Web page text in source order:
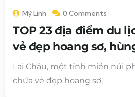
Mỹ Linh 0 Comments
TOP 23 địa điểm du
vẻ đẹp hoang sơ,
Lai Châu, một tỉnh miền núi
chứa vẻ đẹp hoang sơ,